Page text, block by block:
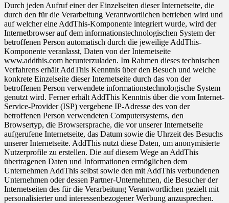
Durch jeden Aufruf einer der Einzelseiten dieser Internetseite, die
durch den für die Verarbeitung Verantwortlichen betrieben wird und
auf welcher eine AddThis-Komponente integriert wurde, wird der
Internetbrowser auf dem informationstechnologischen System der
betroffenen Person automatisch durch die jeweilige AddThis-
Komponente veranlasst, Daten von der Internetseite
www.addthis.com herunterzuladen. Im Rahmen dieses technischen
Verfahrens erhält AddThis Kenntnis über den Besuch und welche
konkrete Einzelseite dieser Internetseite durch das von der
betroffenen Person verwendete informationstechnologische System
genutzt wird. Ferner erhält AddThis Kenntnis über die vom Internet-
Service-Provider (ISP) vergebene IP-Adresse des von der
betroffenen Person verwendeten Computersystems, den
Browsertyp, die Browsersprache, die vor unserer Internetseite
aufgerufene Internetseite, das Datum sowie die Uhrzeit des Besuchs
unserer Internetseite. AddThis nutzt diese Daten, um anonymisierte
Nutzerprofile zu erstellen. Die auf diesem Wege an AddThis
übertragenen Daten und Informationen ermöglichen dem
Unternehmen AddThis selbst sowie den mit AddThis verbundenen
Unternehmen oder dessen Partner-Unternehmen, die Besucher der
Internetseiten des für die Verarbeitung Verantwortlichen gezielt mit
personalisierter und interessenbezogener Werbung anzusprechen.